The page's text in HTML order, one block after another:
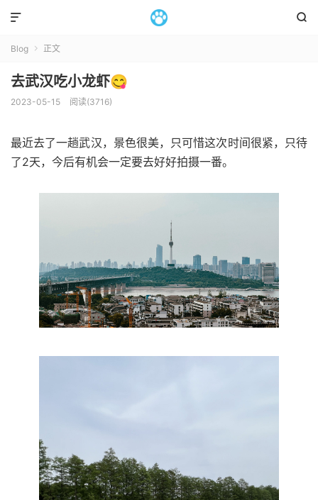


Blog  正文
去武汉吃小龙虾😋
2023-05-15 阅读(3716)
最近去了一趟武汉，景色很美，只可惜这次时间很紧，只待
了2天，今后有机会一定要去好好拍摄一番。